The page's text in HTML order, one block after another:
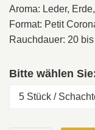
Aroma: Leder,
Format: Petit
Rauchdauer: 20
Bitte wählen